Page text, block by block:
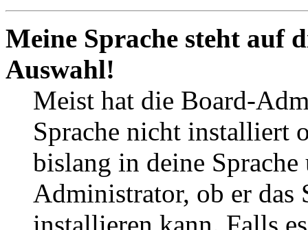
Meine Sprache steht auf
Auswahl!
Meist hat die Board-
Sprache nicht installiert
bislang in deine
Administrator, ob er das